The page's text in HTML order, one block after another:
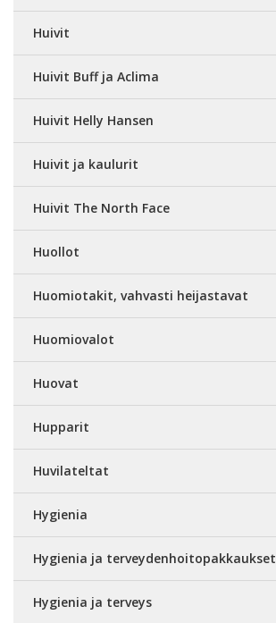
Huivit
Huivit Buff ja Aclima
Huivit Helly Hansen
Huivit ja kaulurit
Huivit The North Face
Huollot
Huomiotakit, vahvasti heijastavat
Huomiovalot
Huovat
Hupparit
Huvilateltat
Hygienia
Hygienia ja terveydenhoitopakkaukset
Hygienia ja terveys